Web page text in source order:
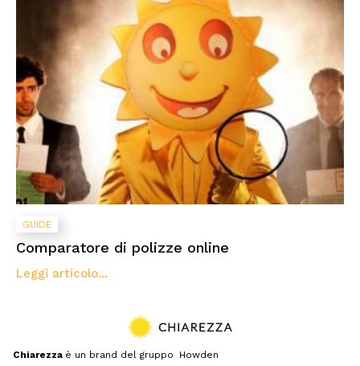
GUIDE
Comparatore di polizze online
Leggi articolo...
Chiarezza è un brand del gruppo Howden